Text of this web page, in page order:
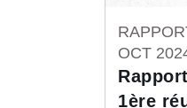
OCT
1ère